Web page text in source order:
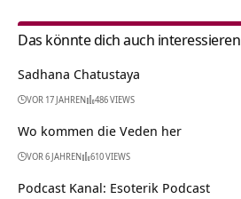
Das könnte dich auch interessieren
Sadhana Chatustaya
VOR 17 JAHREN 486 VIEWS
Wo kommen die Veden her
VOR 6 JAHREN 610 VIEWS
Podcast Kanal: Esoterik Podcast